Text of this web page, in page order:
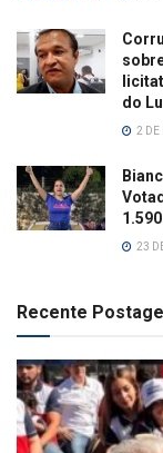
do
2 DE
23
Recente